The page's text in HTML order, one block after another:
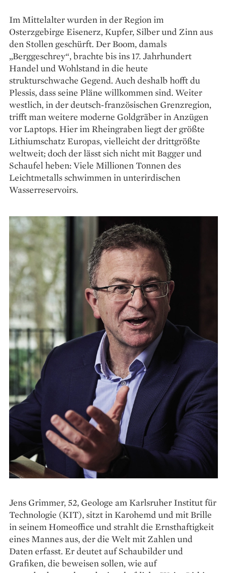
Im Mittelalter wurden in der Region im
Osterzgebirge Eisenerz, Kupfer, Silber und Zinn aus
den Stollen geschürft. Der Boom, damals
„Berggeschrey“, brachte bis ins 17. Jahrhundert
Handel und Wohlstand in die heute
strukturschwache Gegend. Auch deshalb hofft du
Plessis, dass seine Pläne willkommen sind. Weiter
westlich, in der deutsch-französischen Grenzregion,
trifft man weitere moderne Goldgräber in An­zügen
vor Laptops. Hier im Rheingraben liegt der größte
Lithiumschatz Europas, vielleicht der drittgrößte
weltweit; doch der lässt sich nicht mit Bagger und
Schaufel heben: Viele Millionen Tonnen des
Leichtmetalls schwimmen in unter­irdischen
Wasserreservoirs.
Jens Grimmer, 52, Geologe am Karls­ruher Institut für
Technologie (KIT), sitzt in Karohemd und mit Brille
in seinem Homeoffice und strahlt die Ernsthaftigkeit
eines Mannes aus, der die Welt mit Zahlen und
Daten erfasst. Er deutet auf Schaubilder und
Grafiken, die beweisen sollen, wie auf